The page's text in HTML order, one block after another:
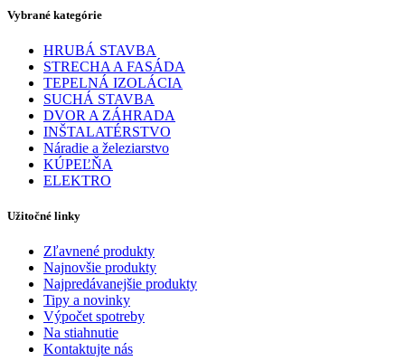
Vybrané kategórie
HRUBÁ STAVBA
STRECHA A FASÁDA
TEPELNÁ IZOLÁCIA
SUCHÁ STAVBA
DVOR A ZÁHRADA
INŠTALATÉRSTVO
Náradie a železiarstvo
KÚPEĽŇA
ELEKTRO
Užitočné linky
Zľavnené produkty
Najnovšie produkty
Najpredávanejšie produkty
Tipy a novinky
Výpočet spotreby
Na stiahnutie
Kontaktujte nás